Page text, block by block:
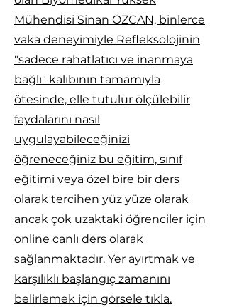
Mühendisi Sinan ÖZCAN, binlerce
vaka deneyimiyle Refleksolojinin
"sadece rahatlatıcı ve inanmaya
bağlı" kalıbının tamamıyla
ötesinde, elle tutulur ölçülebilir
faydalarını nasıl
uygulayabileceğinizi
öğreneceğiniz bu eğitim, sınıf
eğitimi veya özel bire bir ders
olarak tercihen yüz yüze olarak
ancak çok uzaktaki öğrenciler için
online canlı ders olarak
sağlanmaktadır. Yer ayırtmak ve
karşılıklı başlangıç zamanını
belirlemek için görsele tıkla.